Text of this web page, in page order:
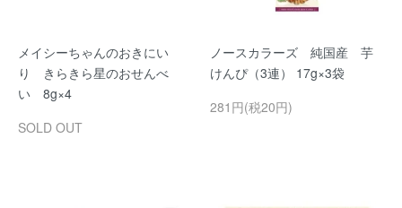
メイシーちゃんのおきにい
り きらきら星のおせんべ
い 8g×4
SOLD OUT
ノースカラーズ 純国産 芋
けんぴ（3連） 17g×3袋
281円(税20円)